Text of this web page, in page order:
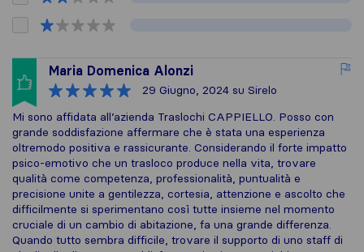
Maria Domenica Alonzi
29 Giugno, 2024 su Sirelo
Mi sono affidata all’azienda Traslochi CAPPIELLO. Posso con
grande soddisfazione affermare che è stata una esperienza
oltremodo positiva e rassicurante. Considerando il forte impatto
psico-emotivo che un trasloco produce nella vita, trovare
qualità come competenza, professionalità, puntualità e
precisione unite a gentilezza, cortesia, attenzione e ascolto che
difficilmente si sperimentano così tutte insieme nel momento
cruciale di un cambio di abitazione, fa una grande differenza.
Quando tutto sembra difficile, trovare il supporto di uno staff di